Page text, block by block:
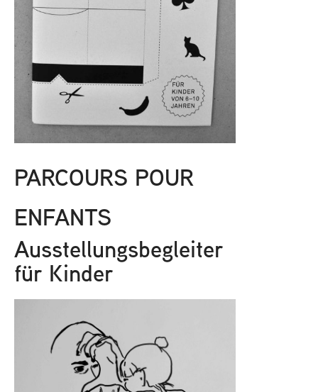
PARCOURS POUR
ENFANTS
Ausstellungsbegleiter
für Kinder